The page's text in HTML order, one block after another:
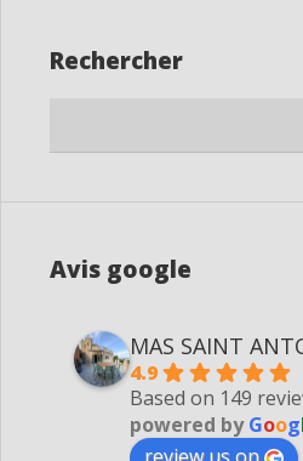
Rechercher
Avis google
MAS SAINT
4.9
Based on 149
powered byGoog